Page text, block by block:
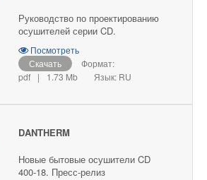
Руководство по проектированию
осушителей серии CD.
Посмотреть
Скачать
Формат:
pdf
| 1.73 Mb Язык: RU
DANTHERM
Новые бытовые осушители CD
400-18. Пресс-релиз